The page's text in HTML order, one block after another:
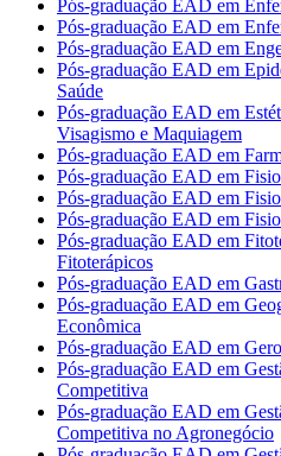
Pós-graduação EAD em
Pós-graduação EAD em
Pós-graduação EAD em
Pós-graduação EAD em
Saúde
Pós-graduação EAD em
Visagismo e Maquiagem
Pós-graduação EAD em
Pós-graduação EAD em
Pós-graduação EAD em
Pós-graduação EAD em
Pós-graduação EAD em
Fitoterápicos
Pós-graduação EAD em
Pós-graduação EAD em
Econômica
Pós-graduação EAD em
Pós-graduação EAD em
Competitiva
Pós-graduação EAD em
Competitiva no Agronegócio